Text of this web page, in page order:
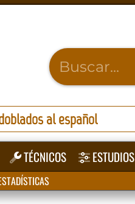
al español
TÉCNICOS ESTUDIOS